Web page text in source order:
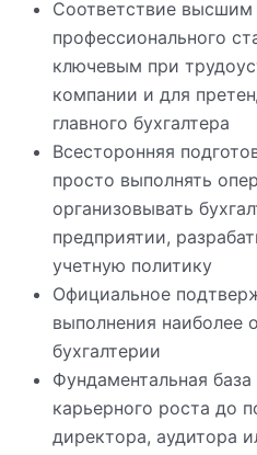
Соответствие высшим
профессионального
ключевым при
компании и для
главного бухгалтера
Всесторонняя
просто выполнять
организовывать
предприятии,
учетную политику
Официальное
выполнения наиболее
бухгалтерии
Фундаментальная
карьерного роста до
директора, аудитора